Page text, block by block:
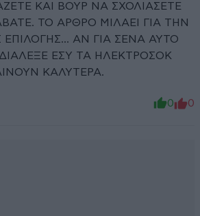
ΚΑΙ ΒΟΥΡ ΝΑ ΣΧΟΛΙΑΣΕΤΕ
ΤΟ ΑΡΘΡΟ ΜΙΛΑΕΙ ΓΙΑ ΤΗΝ
ΑΝ ΓΙΑ ΣΕΝΑ ΑΥΤΟ
ΕΣΥ ΤΑ ΗΛΕΚΤΡΟΣΟΚ
ΚΑΛΥΤΕΡΑ.
0 0